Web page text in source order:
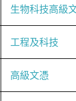
生物科技高級
工程及科技
高級文憑